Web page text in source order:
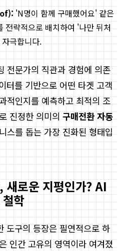
'N명이 함께 구매했어요' 같은
전략적으로 배치하여 '나만 뒤처
극합니다.
전문가의 직관과 경험에 의존
터를 기반으로 어떤 타겟 고객
적인지를 예측하고 최적의 조
진정한 의미의 구매전환 자동
스를 돕는 가장 진화된 형태입
새로운 지평인가? AI
학
도구의 등장은 필연적으로 하
인간 고유의 영역이라 여겨졌